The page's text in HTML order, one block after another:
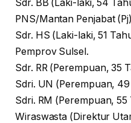
Sdr. BB (Laki-laki, 54
PNS/Mantan Penjabat
Sdr. HS (Laki-laki, 51
Pemprov Sulsel.
Sdr. RR (Perempuan, 35
Sdri. UN (Perempuan,
Sdri. RM (Perempuan,
Wiraswasta (Direktur